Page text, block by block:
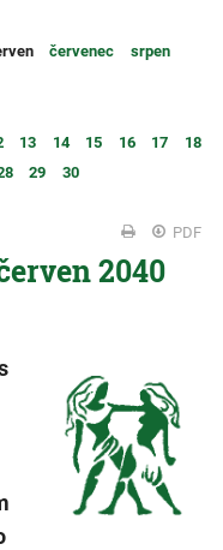
červenec
srpen
13 14 15 16 17
18
29 30
PDF
2040